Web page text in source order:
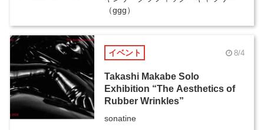
（ggg）
イベント 8/4
Takashi Makabe Solo
Exhibition “The Aesthetics of
Rubber Wrinkles”
sonatine